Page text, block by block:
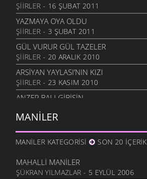
GETTI GEDANIM GETTI
26 ARALIK 2005
VAY BENI VAYLAR BENI
26 ARALIK 2005
ŞIIRLER - 16 ŞUBAT 2011
YAZMAYA OYA OLDU
ŞIIRLER - 3 ŞUBAT 2011
GÜL VURUR GÜL TAZELER
ŞIIRLER - 20 ARALIK 2010
ARSIYAN YAYLASI’NIN KIZI
ŞIIRLER - 23 KASIM 2010
ANZER BALI GIBISIN
SEVERIM İSTANBULU
ŞIIRLER- 14 EKIM 2010
ŞIIRLER - 10 EKIM 2010
İÇIMDE SAKLIYORUM
MANILER
MANILER KATEGORISI SON 20 İÇERIK
MAHALLI MANILER
ŞÜKRAN YILMAZLAR - 5 EYLÜL 2006